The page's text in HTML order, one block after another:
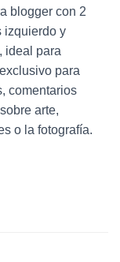
blogger con 2
izquierdo y
ideal para
para
comentarios
arte,
o la fotografía.